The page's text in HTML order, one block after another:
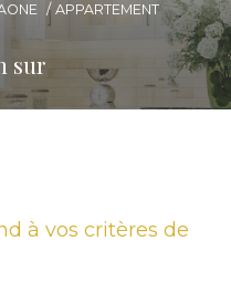
APPARTEMENT
sur
à vos critères de